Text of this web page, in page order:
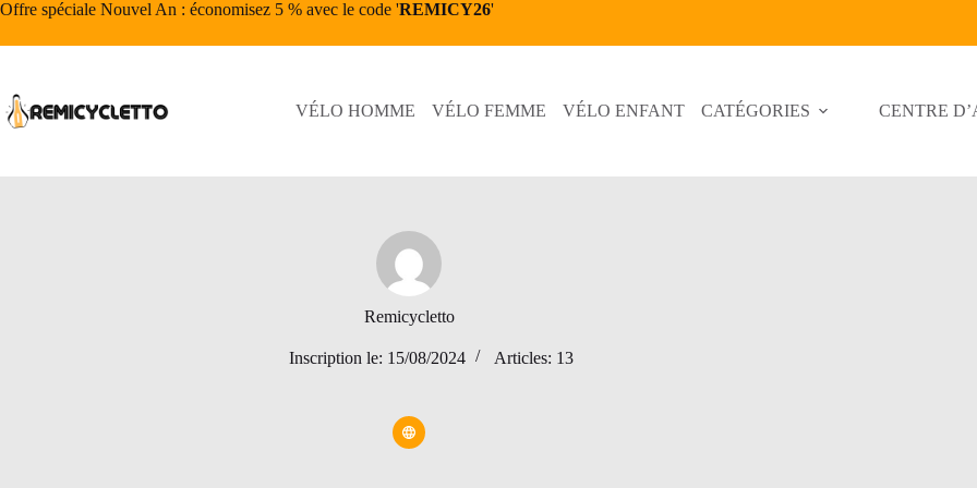
Passer
contenu
Offre spéciale Nouvel An : économisez 5 % avec le code 'REMICY26'
VÉLO HOMME VÉLO FEMME VÉLO ENFANT CATÉGORIES CENTRE
Remicycletto
Inscription le: 15/08/2024 Articles: 13